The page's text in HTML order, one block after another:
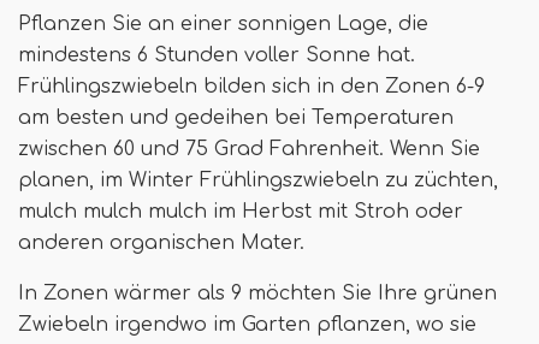
Pflanzen Sie an einer sonnigen Lage, die
mindestens 6 Stunden voller Sonne hat.
Frühlingszwiebeln bilden sich in den Zonen 6-9
am besten und gedeihen bei Temperaturen
zwischen 60 und 75 Grad Fahrenheit. Wenn Sie
planen, im Winter Frühlingszwiebeln zu züchten,
mulch mulch mulch im Herbst mit Stroh oder
anderen organischen Mater.
In Zonen wärmer als 9 möchten Sie Ihre grünen
Zwiebeln irgendwo im Garten pflanzen, wo sie